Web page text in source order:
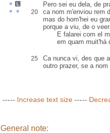
Pero sei eu dela, de
20 canom m'enviou rem
mas do hom'hei eu
porque a viu, de o
E falarei com el
em quam muit'há
25
Ca nunca vi, des que
outro prazer, se a nom
----- Increase text size -----
General note: